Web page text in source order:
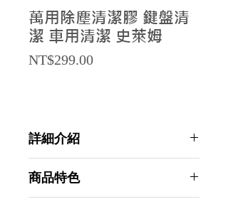
萬用除塵清潔膠 鍵盤清
潔 車用清潔 史萊姆
NT$299.00Price
詳細介紹
商品特色